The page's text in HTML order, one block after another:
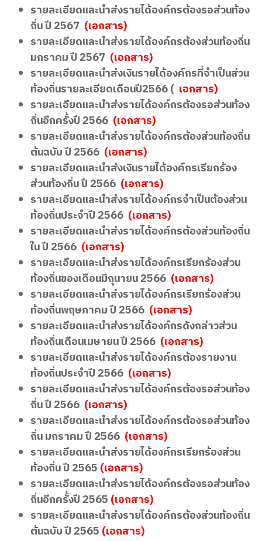
รายละเอียดและนำส่งรายได้องค์กรต้องรอส่วนท้อง
ถิ่น ปี 2567 (เอกสาร)
รายละเอียดและนำส่งรายได้องค์กรต้องส่วนท้องถิ่น
มกราคม ปี 2567 (เอกสาร)
รายละเอียดและนำส่งเงินรายได้องค์กรที่จำเป็นส่วน
ท้องถิ่นรายละเอียดเดือนปี2566( เอกสาร)
รายละเอียดและนำส่งรายได้องค์กรต้องรอส่วนท้อง
ถิ่นอีกครั้งปี 2566 (เอกสาร)
รายละเอียดและนำส่งรายได้องค์กรต้องส่วนท้องถิ่น
ต้นฉบับ ปี 2566 (เอกสาร)
รายละเอียดและนำส่งเงินรายได้องค์กรเรียกร้อง
ส่วนท้องถิ่น ปี 2566 (เอกสาร)
รายละเอียดและนำส่งรายได้องค์กรจำเป็นต้องส่วน
ท้องถิ่นประจำปี 2566 (เอกสาร)
รายละเอียดและนำส่งรายได้องค์กรต้องส่วนท้องถิ่น
ใน ปี 2566 (เอกสาร)
รายละเอียดและนำส่งรายได้องค์กรเรียกร้องส่วน
ท้องถิ่นของเดือนมิถุนายน 2566 (เอกสาร)
รายละเอียดและนำส่งรายได้องค์กรเรียกร้องส่วน
ท้องถิ่นพฤษภาคม ปี 2566 (เอกสาร)
รายละเอียดและนำส่งรายได้องค์กรดังกล่าวส่วน
ท้องถิ่นเดือนเมษายน ปี 2566 (เอกสาร)
รายละเอียดและนำส่งรายได้องค์กรต้องรายงาน
ท้องถิ่นประจำปี 2566 (เอกสาร)
รายละเอียดและนำส่งรายได้องค์กรต้องรอส่วนท้อง
ถิ่น ปี 2566 (เอกสาร)
รายละเอียดและนำส่งรายได้องค์กรต้องรอส่วนท้อง
ถิ่น มกราคม ปี 2566 (เอกสาร)
รายละเอียดและนำส่งรายได้องค์กรเรียกร้องส่วน
ท้องถิ่น ปี 2565 (เอกสาร)
รายละเอียดและนำส่งรายได้องค์กรต้องรอส่วนท้อง
ถิ่นอีกครั้งปี 2565 (เอกสาร)
รายละเอียดและนำส่งรายได้องค์กรต้องส่วนท้องถิ่น
ต้นฉบับ ปี 2565 (เอกสาร)